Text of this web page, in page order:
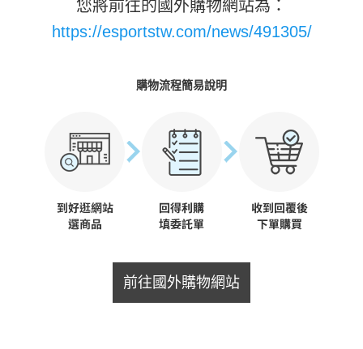
您將前往的國外購物網站為：
https://esportstw.com/news/491305/
購物流程簡易說明
前往國外購物網站